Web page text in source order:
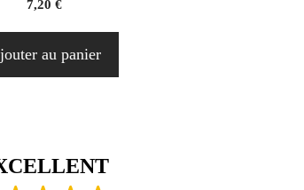
7,20 €
au panier